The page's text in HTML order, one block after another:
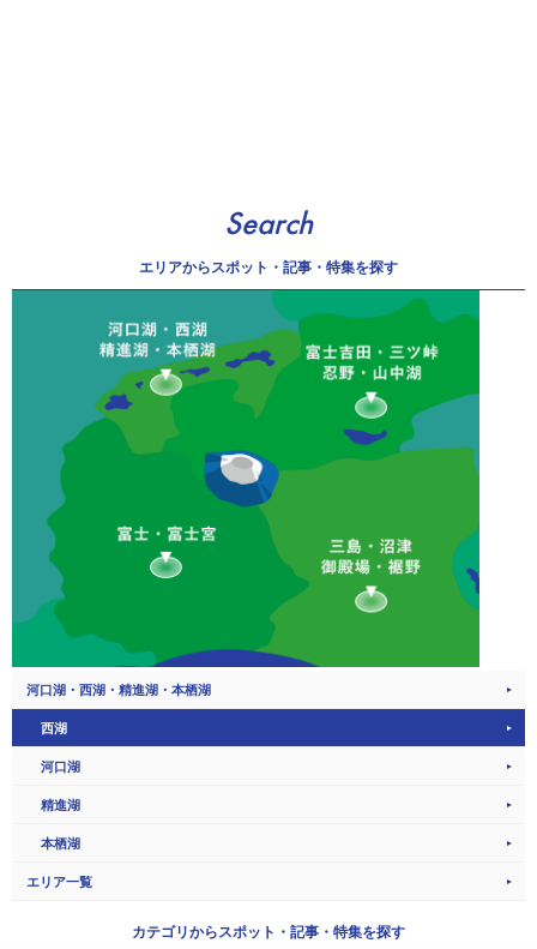
Search
エリアからスポット・記事・特集を探す
河口湖・西湖・精進湖・本栖湖
西湖
河口湖
精進湖
本栖湖
エリア一覧
カテゴリからスポット・記事・特集を探す